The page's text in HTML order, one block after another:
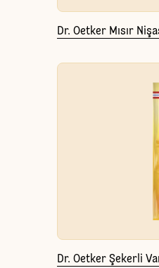
Dr. Oetker Mısır
Dr. Oetker Şekerli